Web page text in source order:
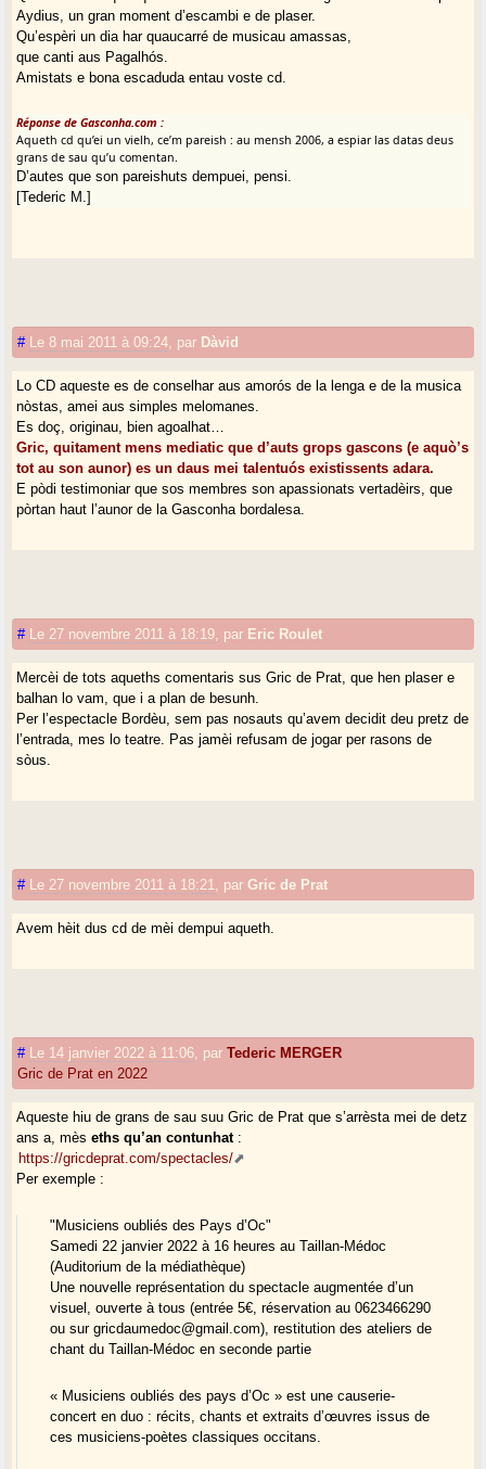
Aydius, un gran moment d’escambi e de plaser.
Qu’espèri un dia har quaucarré de musicau amassas,
que canti aus Pagalhós.
Amistats e bona escaduda entau voste cd.
Réponse de Gasconha.com :
Aqueth cd qu’ei un vielh, ce’m pareish : au mensh 2006, a espiar las datas deus
grans de sau qu’u comentan.
D’autes que son pareishuts dempuei, pensi.
[Tederic M.]
# Le 8 mai 2011 à 09:24 par Dàvid
Lo CD aqueste es de conselhar aus amorós de la lenga e de la musica
nòstas, amei aus simples melomanes.
Es doç, originau, bien agoalhat…
Gric, quitament mens mediatic que d’auts grops gascons (e aquò’s
tot au son aunor) es un daus mei talentuós existissents adara.
E pòdi testimoniar que sos membres son apassionats vertadèirs, que
pòrtan haut l’aunor de la Gasconha bordalesa.
# Le 27 novembre 2011 à 18:19 par Eric Roulet
Mercèi de tots aqueths comentaris sus Gric de Prat, que hen plaser e
balhan lo vam, que i a plan de besunh.
Per l’espectacle Bordèu, sem pas nosauts qu’avem decidit deu pretz de
l’entrada, mes lo teatre. Pas jamèi refusam de jogar per rasons de
sòus.
# Le 27 novembre 2011 à 18:21 parGric de Prat
Avem hèit dus cd de mèi dempui aqueth.
# Le 14 janvier 2022 à 11:06 parTederic MERGER
Gric de Prat en 2022
Aqueste hiu de grans de sau suu Gric de Prat que s’arrèsta mei de detz
ans a, mèseths qu’an contunhat:
https://gricdeprat.com/spectacles/
Per exemple :
"Musiciens oubliés des Pays d’Oc"
Samedi 22 janvier 2022 à 16 heures au Taillan-Médoc
(Auditorium de la médiathèque)
Une nouvelle représentation du spectacle augmentée d’un
visuel, ouverte à tous (entrée 5€, réservation au 0623466290
ou sur gricdaumedoc@gmail.com), restitution des ateliers de
chant du Taillan-Médoc en seconde partie
« Musiciens oubliés des pays d’Oc » est une causerie-
concert en duo : récits, chants et extraits d’œuvres issus de
ces musiciens-poètes classiques occitans.